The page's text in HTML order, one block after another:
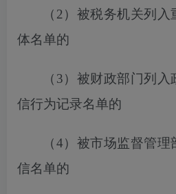
（ 2） 被税务机关列入
体名单的
（ 3）被财政部门列入
信行为记录名单的
（4）被市场监督管理
信名单的